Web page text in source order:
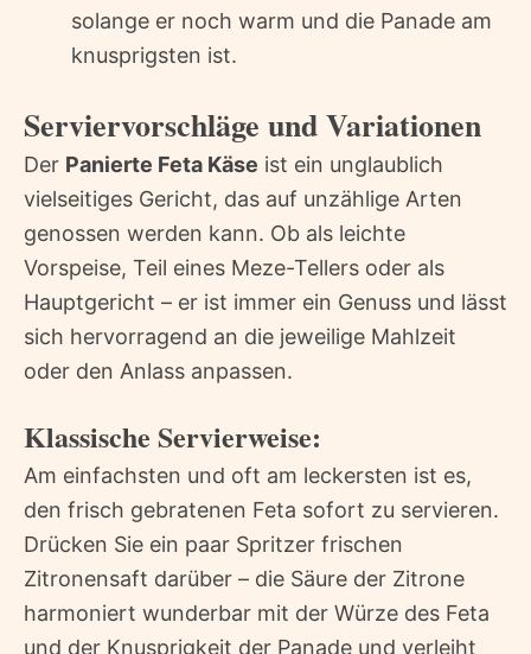
solange er noch warm und die Panade am
knusprigsten ist.
Serviervorschläge und Variationen
Der Panierte Feta Käse ist ein unglaublich
vielseitiges Gericht, das auf unzählige Arten
genossen werden kann. Ob als leichte
Vorspeise, Teil eines Meze-Tellers oder als
Hauptgericht – er ist immer ein Genuss und lässt
sich hervorragend an die jeweilige Mahlzeit
oder den Anlass anpassen.
Klassische Servierweise:
Am einfachsten und oft am leckersten ist es,
den frisch gebratenen Feta sofort zu servieren.
Drücken Sie ein paar Spritzer frischen
Zitronensaft darüber – die Säure der Zitrone
harmoniert wunderbar mit der Würze des Feta
und der Knusprigkeit der Panade und verleiht